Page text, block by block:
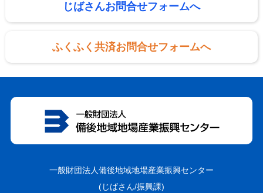
じばさんお問合せフォームへ
ふくふく共済お問合せフォームへ
一般財団法人備後地域地場産業振興センター
(じばさん/振興課)